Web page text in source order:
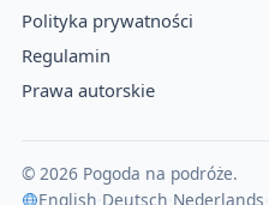
Polityka prywatności
Regulamin
Prawa autorskie
© 2026 Pogoda na podróże.
English Deutsch Nederlands